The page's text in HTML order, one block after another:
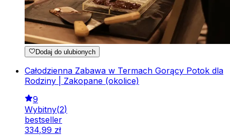
Dodaj do ulubionych
Całodzienna Zabawa w Termach Gorący Potok dla
Rodziny | Zakopane (okolice)
9
Wybitny(2)
bestseller
334,99 zł